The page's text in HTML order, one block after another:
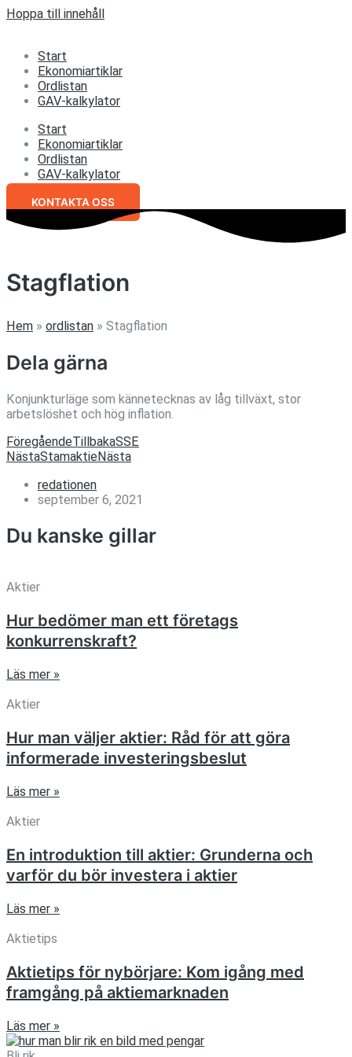
Hoppa till innehåll
Start
Ekonomiartiklar
Ordlistan
GAV-kalkylator
Start
Ekonomiartiklar
Ordlistan
GAV-kalkylator
KONTAKTA OSS
Stagflation
Hem » ordlistan » Stagflation
Dela gärna
Konjunkturläge som kännetecknas av låg tillväxt, stor
arbetslöshet och hög inflation.
FöregåendeTillbakaSSE
NästaStamaktieNästa
redationen
september 6, 2021
Du kanske gillar
Aktier
Hur bedömer man ett företags
konkurrenskraft?
Läs mer »
Aktier
Hur man väljer aktier: Råd för att göra
informerade investeringsbeslut
Läs mer »
Aktier
En introduktion till aktier: Grunderna och
varför du bör investera i aktier
Läs mer »
Aktietips
Aktietips för nybörjare: Kom igång med
framgång på aktiemarknaden
Läs mer »